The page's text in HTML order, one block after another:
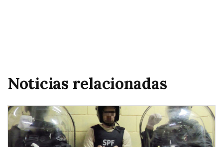
Noticias relacionadas